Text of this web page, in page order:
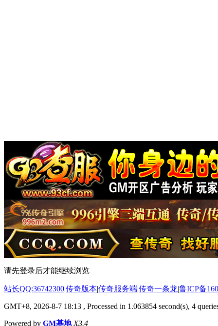
请先登录后才能继续浏览
站长QQ:36742300|传奇版本|传奇服务端|传奇一条龙|鲁ICP备
GMT+8, 2026-8-7 18:13 , Processed in 1.063854 second(s), 4
Powered by GM基地 X3.4